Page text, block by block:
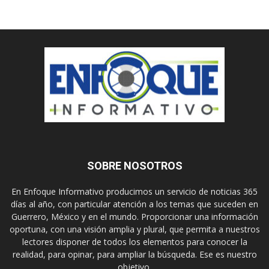
SOBRE NOSOTROS
En Enfoque Informativo producimos un servicio de noticias 365
días al año, con particular atención a los temas que suceden en
Guerrero, México y en el mundo. Proporcionar una información
oportuna, con una visión amplia y plural, que permita a nuestros
lectores disponer de todos los elementos para conocer la
realidad, para opinar, para ampliar la búsqueda. Ese es nuestro